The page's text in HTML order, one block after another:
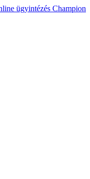
ügyintézés Champion